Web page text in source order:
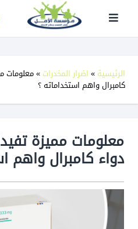
الامل
لعلاج
الرئيسية » اضرار المخدرات »معلومات
كامبرال واهم استخداماته ؟
معلومات مميزة
دواء كامبرال واهم